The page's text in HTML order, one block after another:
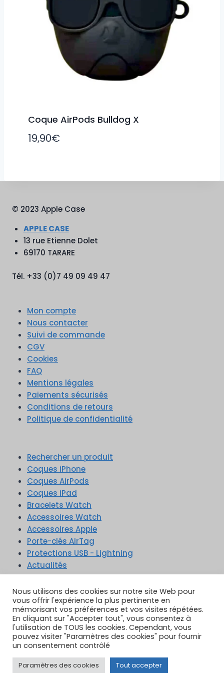
Coque AirPods Bulldog X
19,90€
© 2023 Apple Case
APPLE CASE
13 rue Etienne Dolet
69170 TARARE
Tél. +33 (0)7 49 09 49 47
Mon compte
Nous contacter
Suivi de commande
CGV
Cookies
FAQ
Mentions légales
Paiements sécurisés
Conditions de retours
Politique de confidentialité
Rechercher un produit
Coques iPhone
Coques AirPods
Coques iPad
Bracelets Watch
Accessoires Watch
Accessoires Apple
Porte-clés AirTag
Protections USB - Lightning
Actualités
TikTok YouTube
Google Reviews
Instagram
Nous utilisons des cookies sur notre site Web pour
vous offrir l'expérience la plus pertinente en
mémorisant vos préférences et vos visites répétées.
En cliquant sur "Accepter tout", vous consentez à
l'utilisation de TOUS les cookies. Cependant, vous
pouvez visiter "Paramètres des cookies" pour fournir
un consentement contrôlé
Paramètres des cookies Tout accepter